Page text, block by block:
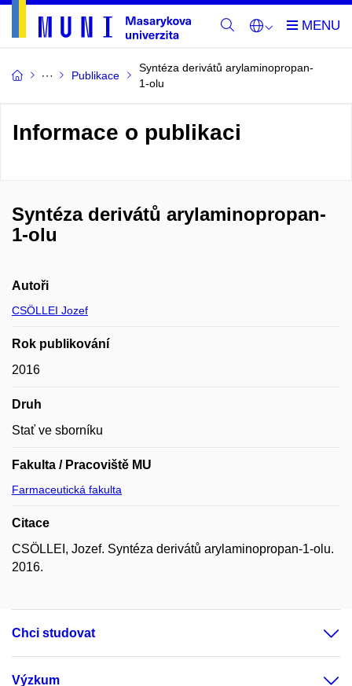
Publikace
Syntéza derivátů arylaminopropan-
1-olu
Informace o publikaci
Syntéza derivátů arylaminopropan-
1-olu
Autoři
CSÖLLEI Jozef
Rok publikování
2016
Druh
Stať ve sborníku
Fakulta / Pracoviště MU
Farmaceutická fakulta
Citace
CSÖLLEI, Jozef. Syntéza derivátů arylaminopropan-1-olu.
2016.
Chci studovat
Výzkum